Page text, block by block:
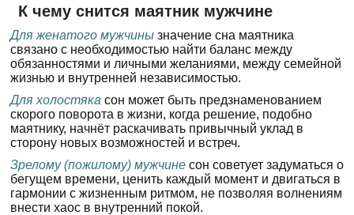
К чему снится маятник мужчине
Для женатого мужчины значение сна маятника
связано с необходимостью найти баланс между
обязанностями и личными желаниями, между семейной
жизнью и внутренней независимостью.
Для холостяка сон может быть предзнаменованием
скорого поворота в жизни, когда решение, подобно
маятнику, начнёт раскачивать привычный уклад в
сторону новых возможностей и встреч.
Зрелому (пожилому) мужчине сон советует задуматься о
бегущем времени, ценить каждый момент и двигаться в
гармонии с жизненным ритмом, не позволяя волнениям
внести хаос в внутренний покой.